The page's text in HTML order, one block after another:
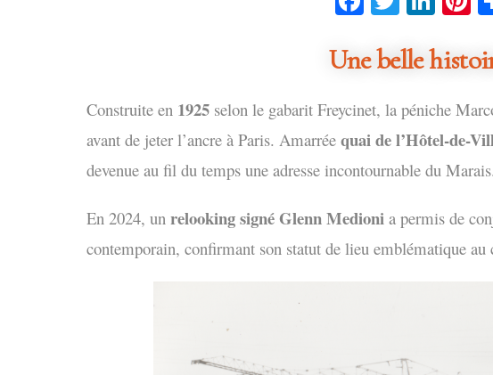
Une belle
Construite en 1925 selon le gabarit Freycinet, la péniche
avant de jeter l’ancre à Paris. Amarrée quai de l’Hôtel-de-
devenue au fil du temps une adresse incontournable du Marais.
En 2024, un relooking signé Glenn Medioni a permis de
contemporain, confirmant son statut de lieu emblématique